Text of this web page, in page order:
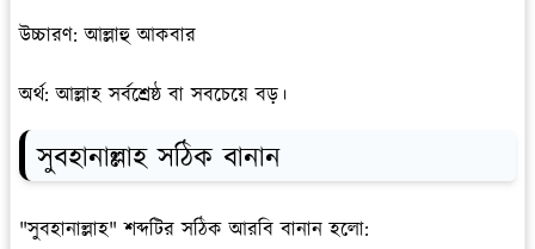
উচ্চারণ: আল্লাহু আকবার
অর্থ: আল্লাহ সর্বশ্রেষ্ঠ বা সবচেয়ে বড়।
সুবহানাল্লাহ সঠিক বানান
"সুবহানাল্লাহ" শব্দটির সঠিক আরবি বানান হলো: